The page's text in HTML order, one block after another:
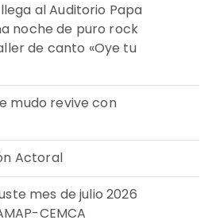
al Auditorio Papa
noche de puro rock
de canto «Oye tu
mudo revive con
Actoral
mes de julio 2026
CEMCA